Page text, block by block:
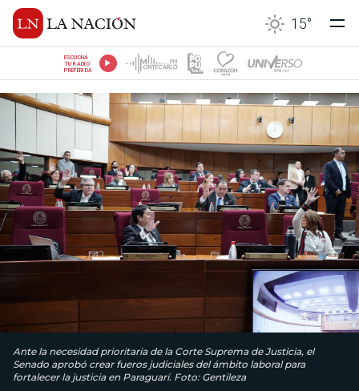
15°
ESCUCHÁ
TU RADIO
PREFERIDA
Ante la necesidad prioritaria de la Corte Suprema de Justicia, el
Senado aprobó crear fueros judiciales del ámbito laboral para
fortalecer la justicia en Paraguarí. Foto: Gentileza